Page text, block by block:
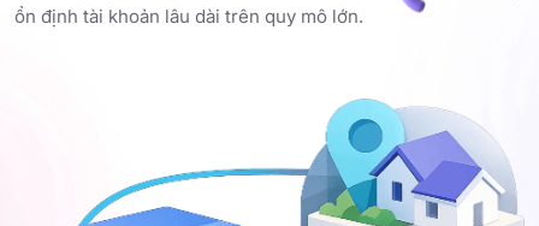
ổn định tài khoản lâu dài trên quy mô lớn.